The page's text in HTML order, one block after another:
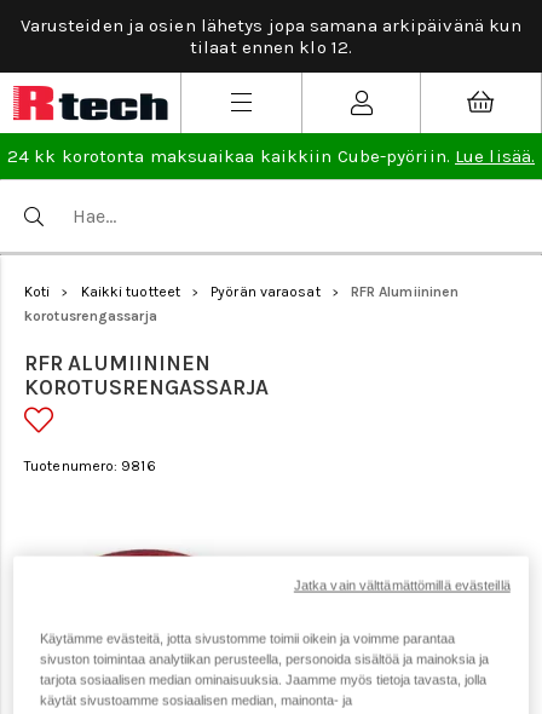
Varusteiden ja osien lähetys jopa samana arkipäivänä kun
tilaat ennen klo 12.
24 kk korotonta maksuaikaa kaikkiin Cube-pyöriin. Lue lisää.
Koti > Kaikki tuotteet > Pyörän varaosat >
RFR Alumiininen
korotusrengassarja
RFR ALUMIININEN
KOROTUSRENGASSARJA
Tuotenumero: 9816
Käytämme evästeitä, jotta sivustomme toimii oikein ja voimme parantaa
sivuston toimintaa analytiikan perusteella, personoida sisältöä ja mainoksia ja
tarjota sosiaalisen median ominaisuuksia. Jaamme myös tietoja tavasta, jolla
käytät sivustoamme sosiaalisen median, mainonta- ja
Jatka vain välttämättömillä evästeillä